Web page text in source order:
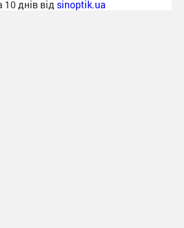
днів від sinoptik.ua